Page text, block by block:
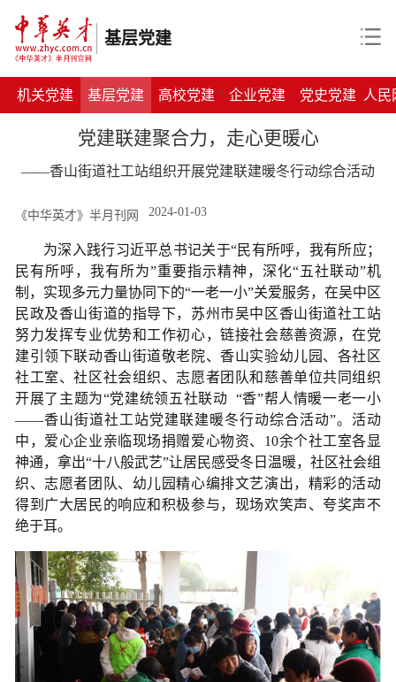
基层党建
机关党建 基层党建 高校党建 企业党建 党史党建 人民
党建联建聚合力，走心更暖心
——香山街道社工站组织开展党建联建暖冬行动综合活动
《中华英才》半月刊网 2024-01-03
为深入践行习近平总书记关于“民有所呼，我有所应；
民有所呼，我有所为”重要指示精神，深化“五社联动”机
制，实现多元力量协同下的“一老一小”关爱服务， 在吴中区
民政及香山街道的指导下， 苏州市吴中区香山街道社工站
努力发挥专业优势和工作初心，链接社会慈善资源，在党
建引领下联动香山街道敬老院、香山实验幼儿园、各社区
社工室、社区社会组织、志愿者团队和慈善单位共同组织
开展了主题为“党建统领五社联动 “香”帮人情暖一老一小
——香山街道社工站党建联建暖冬行动综合活动”。活动
中，爱心企业亲临现场捐赠爱心物资、10余个社工室各显
神通，拿出“十八般武艺”让居民感受冬日温暖，社区社会组
织、志愿者团队、幼儿园精心编排文艺演出，精彩的活动
得到广大居民的响应和积极参与，现场欢笑声、夸奖声不
绝于耳。